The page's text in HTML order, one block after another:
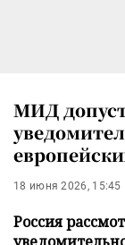
МИД
18 июня 2026, 15:45
Россия